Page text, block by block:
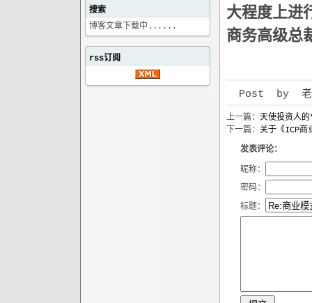
搜索
博客文章下载中......
rss订阅
大程度上进
商务高级总
Post by 老
上一篇： 天使投资人
下一篇： 关于《ICP商
发表评论：
昵称：
密码：
标题：